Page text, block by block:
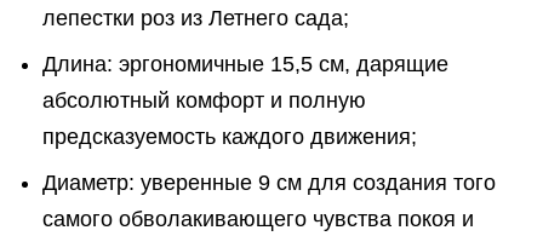
лепестки роз из Летнего сада;
Длина: эргономичные 15,5 см, дарящие
абсолютный комфорт и полную
предсказуемость каждого движения;
Диаметр: уверенные 9 см для создания того
самого обволакивающего чувства покоя и